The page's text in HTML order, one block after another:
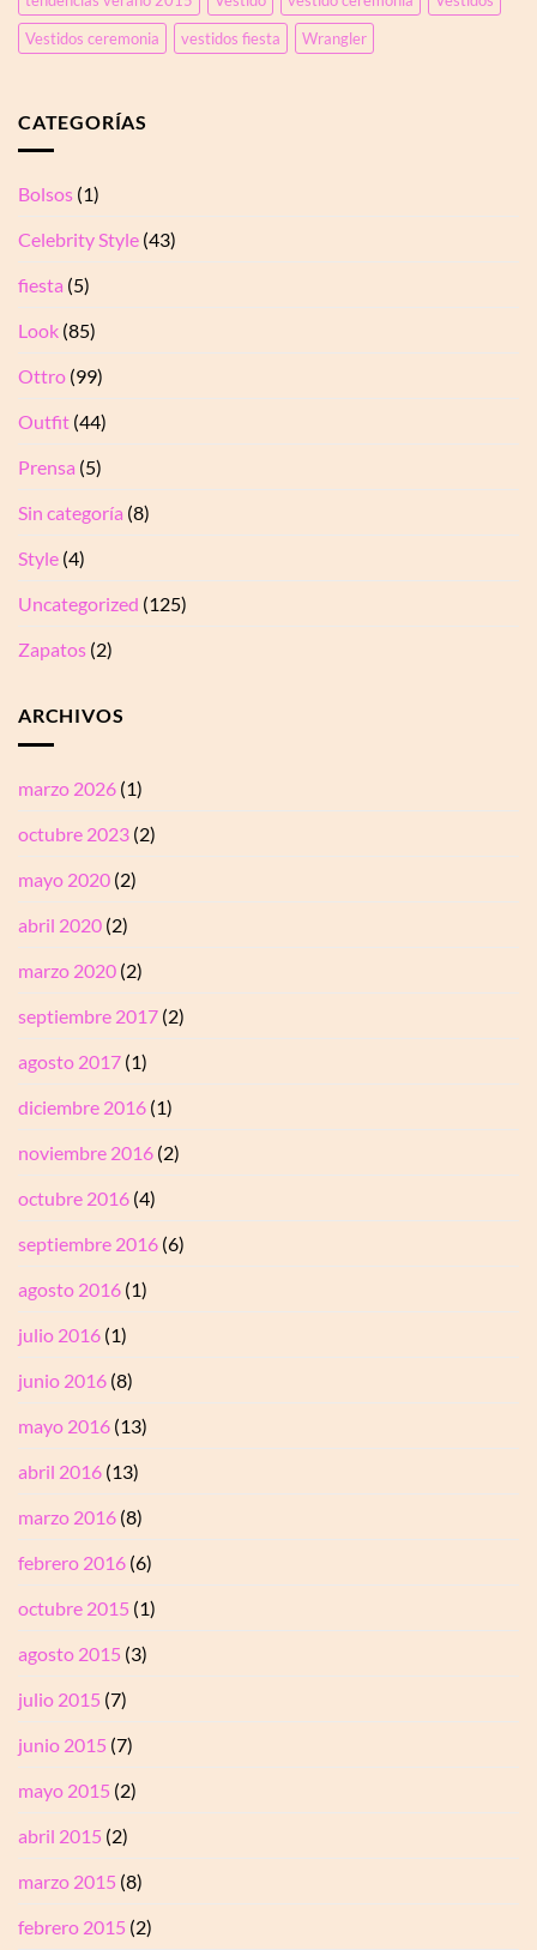
Vestidos ceremonia
vestidos fiesta Wrangler
CATEGORÍAS
Bolsos (1)
Celebrity Style (43)
fiesta (5)
Look (85)
Ottro (99)
Outfit (44)
Prensa (5)
Sin categoría (8)
Style (4)
Uncategorized (125)
Zapatos (2)
ARCHIVOS
marzo 2026 (1)
octubre 2023 (2)
mayo 2020 (2)
abril 2020 (2)
marzo 2020 (2)
septiembre 2017 (2)
agosto 2017 (1)
diciembre 2016 (1)
noviembre 2016 (2)
octubre 2016 (4)
septiembre 2016 (6)
agosto 2016 (1)
julio 2016 (1)
junio 2016 (8)
mayo 2016 (13)
abril 2016 (13)
marzo 2016 (8)
febrero 2016 (6)
octubre 2015 (1)
agosto 2015 (3)
julio 2015 (7)
junio 2015 (7)
mayo 2015 (2)
abril 2015 (2)
marzo 2015 (8)
febrero 2015 (2)